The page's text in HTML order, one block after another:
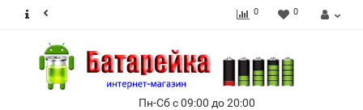
0 0
Пн-Сб с 09:00 до 20:00